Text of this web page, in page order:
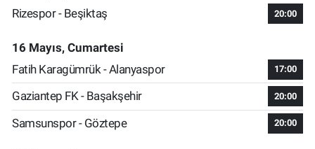
Rizespor - Beşiktaş
20:00
16 Mayıs, Cumartesi
Fatih Karagümrük - Alanyaspor
17:00
Gaziantep FK - Başakşehir 20:00
Samsunspor - Göztepe 20:00